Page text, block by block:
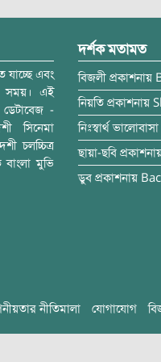
যাচ্ছে এবং
সময়। এই
ডেটাবেজ -
সিনেমা
চলচ্চিত্র
বাংলা মুভি
দর্শক মতামত
বিজলী প্রকাশনায়
নিয়তি প্রকাশনায়
নিঃস্বার্থ ভালোবাসা
ছায়া-ছবি
ডুব প্রকাশনায়
নীতিমালা যোগাযোগ